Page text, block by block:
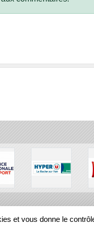
et vous donne le